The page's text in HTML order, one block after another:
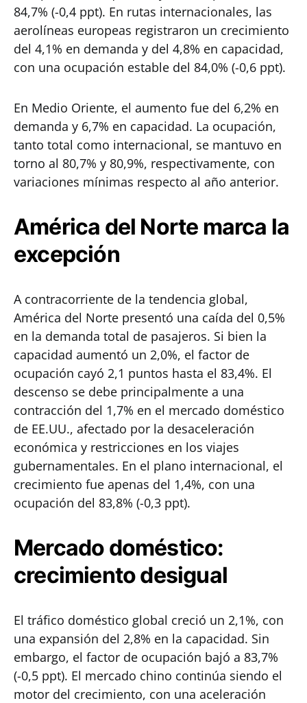
84,7% (-0,4 ppt). En rutas internacionales, las
aerolíneas europeas registraron un crecimiento
del 4,1% en demanda y del 4,8% en capacidad,
con una ocupación estable del 84,0% (-0,6 ppt).
En Medio Oriente, el aumento fue del 6,2% en
demanda y 6,7% en capacidad. La ocupación,
tanto total como internacional, se mantuvo en
torno al 80,7% y 80,9%, respectivamente, con
variaciones mínimas respecto al año anterior.
América del Norte marca la
excepción
A contracorriente de la tendencia global,
América del Norte presentó una caída del 0,5%
en la demanda total de pasajeros. Si bien la
capacidad aumentó un 2,0%, el factor de
ocupación cayó 2,1 puntos hasta el 83,4%. El
descenso se debe principalmente a una
contracción del 1,7% en el mercado doméstico
de EE.UU., afectado por la desaceleración
económica y restricciones en los viajes
gubernamentales. En el plano internacional, el
crecimiento fue apenas del 1,4%, con una
ocupación del 83,8% (-0,3 ppt).
Mercado doméstico:
crecimiento desigual
El tráfico doméstico global creció un 2,1%, con
una expansión del 2,8% en la capacidad. Sin
embargo, el factor de ocupación bajó a 83,7%
(-0,5 ppt). El mercado chino continúa siendo el
motor del crecimiento, con una aceleración